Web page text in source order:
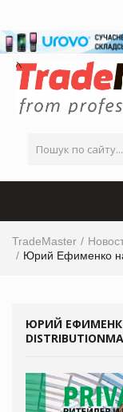
TradeMaster
Юрий Ефименко
ЮРИЙ ЕФИМЕНКО